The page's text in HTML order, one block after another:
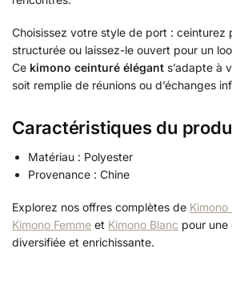
Choisissez votre style de port : ceinturez
structurée ou laissez-le ouvert pour un
Ce kimono ceinturé élégant s’adapte à
soit remplie de réunions ou d’échanges
Caractéristiques du
Matériau : Polyester
Provenance : Chine
Explorez nos offres complètes de Kimono
Kimono Femme et Kimono Blanc pour une
diversifiée et enrichissante.